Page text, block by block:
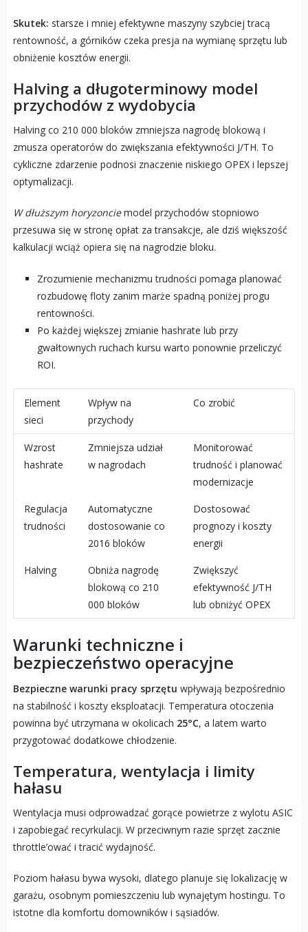
Skutek: starsze i mniej efektywne maszyny szybciej tracą
rentowność, a górników czeka presja na wymianę sprzętu lub
obniżenie kosztów energii.
Halving a długoterminowy model
przychodów z wydobycia
Halving co 210 000 bloków zmniejsza nagrodę blokową i
zmusza operatorów do zwiększania efektywności J/TH. To
cykliczne zdarzenie podnosi znaczenie niskiego OPEX i lepszej
optymalizacji.
W dłuższym horyzonciemodel przychodów stopniowo
przesuwa się w stronę opłat za transakcje, ale dziś większość
kalkulacji wciąż opiera się na nagrodzie bloku.
Zrozumienie mechanizmu trudności pomaga planować
rozbudowę floty zanim marże spadną poniżej progu
rentowności.
Po każdej większej zmianie hashrate lub przy
gwałtownych ruchach kursu warto ponownie przeliczyć
ROI.
Element
sieci
Wpływ na
przychody
Co zrobić
Wzrost
hashrate
Zmniejsza udział
w nagrodach
Monitorować
trudność i planować
modernizacje
Regulacja
trudności
Automatyczne
dostosowanie co
2016 bloków
Dostosować
prognozy i koszty
energii
Halving
Obniża nagrodę
blokową co 210
000 bloków
Zwiększyć
efektywność J/TH
lub obniżyć OPEX
Warunki techniczne i
bezpieczeństwo operacyjne
Bezpieczne warunki pracy sprzętu wpływają bezpośrednio
na stabilność i koszty eksploatacji. Temperatura otoczenia
powinna być utrzymana w okolicach 25°C, a latem warto
przygotować dodatkowe chłodzenie.
Temperatura, wentylacja i limity
hałasu
Wentylacja musi odprowadzać gorące powietrze z wylotu ASIC
i zapobiegać recyrkulacji. W przeciwnym razie sprzęt zacznie
throttle’ować i tracić wydajność.
Poziom hałasu bywa wysoki, dlatego planuje się lokalizację w
garażu, osobnym pomieszczeniu lub wynajętym hostingu. To
istotne dla komfortu domowników i sąsiadów.